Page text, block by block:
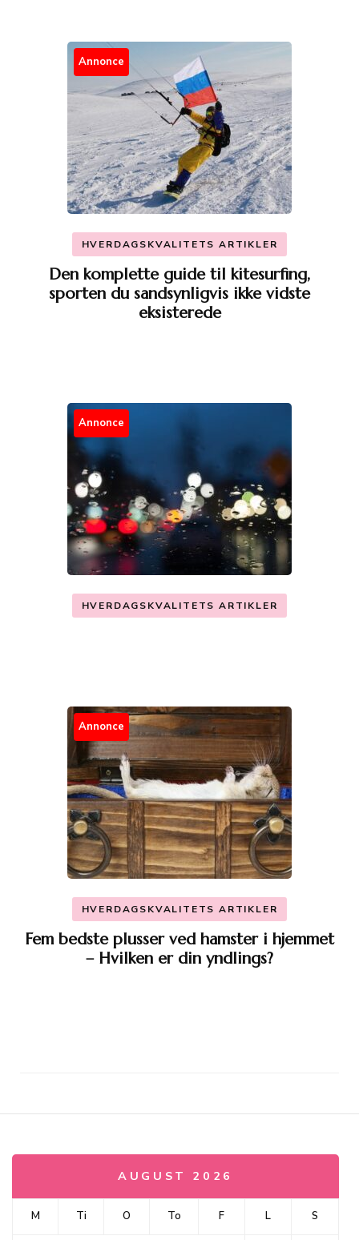
Annonce
HVERDAGSKVALITETS ARTIKLER
Den komplette guide til kitesurfing,
sporten du sandsynligvis ikke vidste
eksisterede
Annonce
HVERDAGSKVALITETS ARTIKLER
Annonce
HVERDAGSKVALITETS ARTIKLER
Fem bedste plusser ved hamster i hjemmet
– Hvilken er din yndlings?
AUGUST 2026
M Ti O To F L S